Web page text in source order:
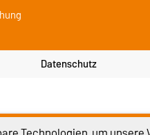
Datenschutz